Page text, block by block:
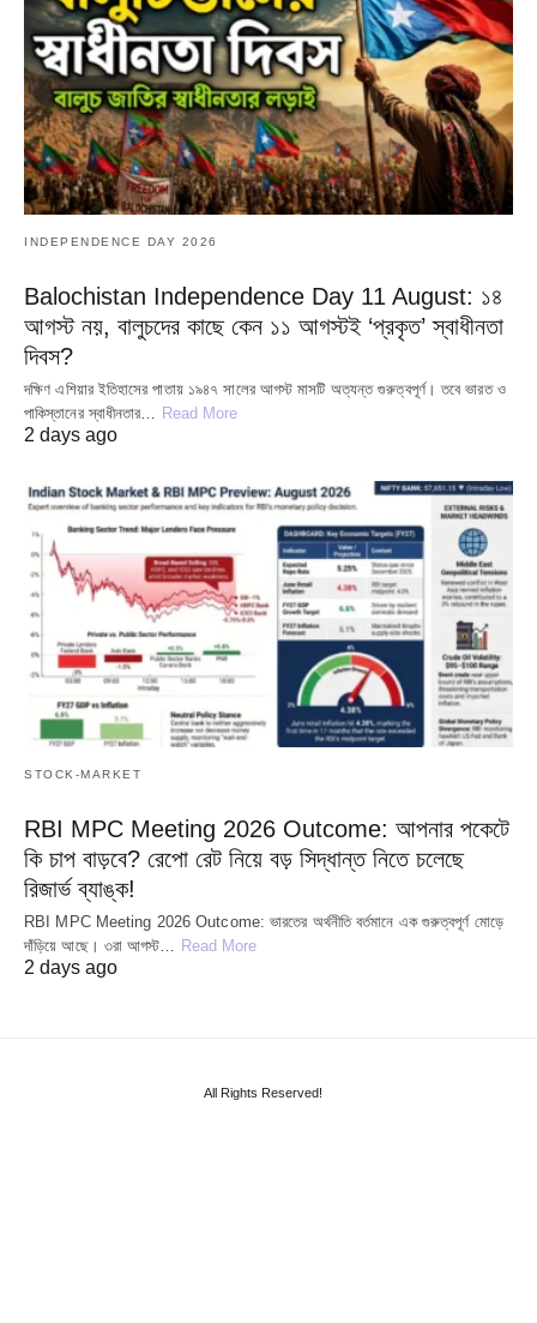
INDEPENDENCE DAY 2026
Balochistan Independence Day 11 August: ১৪
আগস্ট নয়, বালুচদের কাছে কেন ১১ আগস্টই ‘প্রকৃত’ স্বাধীনতা
দিবস?
দক্ষিণ এশিয়ার ইতিহাসের পাতায় ১৯৪৭ সালের আগস্ট মাসটি অত্যন্ত গুরুত্বপূর্ণ। তবে ভারত ও
পাকিস্তানের স্বাধীনতার…
Read More
2 days ago
STOCK-MARKET
RBI MPC Meeting 2026 Outcome: আপনার পকেটে
কি চাপ বাড়বে? রেপো রেট নিয়ে বড় সিদ্ধান্ত নিতে চলেছে
রিজার্ভ ব্যাঙ্ক!
RBI MPC Meeting 2026 Outcome: ভারতের অর্থনীতি বর্তমানে এক গুরুত্বপূর্ণ মোড়ে
দাঁড়িয়ে আছে। ৩রা আগস্ট… Read More
2 days ago
All Rights Reserved!